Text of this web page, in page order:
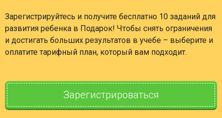
Зарегистрируйтесь и получите бесплатно 10 заданий для
развития ребенка в Подарок! Чтобы снять ограничения
и достигать больших результатов в учебе – выберите и
оплатите тарифный план, который вам подходит.
Зарегистрироваться